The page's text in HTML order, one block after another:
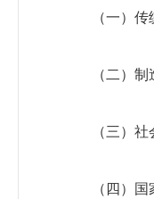
（一）
（二）
（三）
（四）